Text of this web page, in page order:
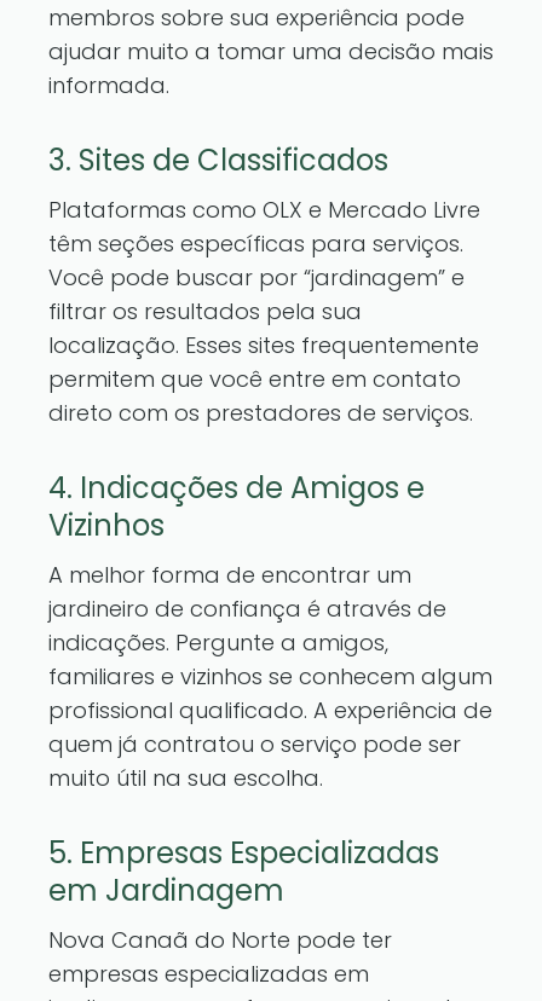
membros sobre sua experiência pode
ajudar muito a tomar uma decisão mais
informada.
3. Sites de Classificados
Plataformas como OLX e Mercado Livre
têm seções específicas para serviços.
Você pode buscar por “jardinagem” e
filtrar os resultados pela sua
localização. Esses sites frequentemente
permitem que você entre em contato
direto com os prestadores de serviços.
4. Indicações de Amigos e
Vizinhos
A melhor forma de encontrar um
jardineiro de confiança é através de
indicações. Pergunte a amigos,
familiares e vizinhos se conhecem algum
profissional qualificado. A experiência de
quem já contratou o serviço pode ser
muito útil na sua escolha.
5. Empresas Especializadas
em Jardinagem
Nova Canaã do Norte pode ter
empresas especializadas em